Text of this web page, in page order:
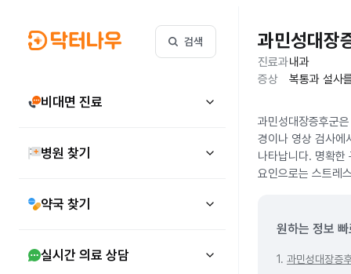
검색
비대면 진료
병원 찾기
약국 찾기
실시간 의료 상담
과민성대장
진료과내과
증상
복통과 설사
과민성대장증후군
경이나 영상 검사에
나타납니다. 명확
요인으로는 스트레
원하는 정보
1. 과민성대장증